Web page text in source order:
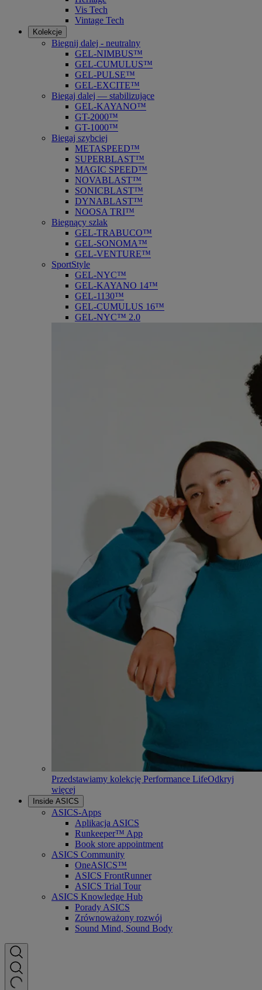
Vis Tech
Vintage Tech
Kolekcje
Biegnij dalej - neutralny
GEL-NIMBUS™
GEL-CUMULUS™
GEL-PULSE™
GEL-EXCITE™
Biegaj dalej — stabilizujące
GEL-KAYANO™
GT-2000™
GT-1000™
Biegaj szybciej
METASPEED™
SUPERBLAST™
MAGIC SPEED™
NOVABLAST™
SONICBLAST™
DYNABLAST™
NOOSA TRI™
Biegnący szlak
GEL-TRABUCO™
GEL-SONOMA™
GEL-VENTURE™
SportStyle
GEL-NYC™
GEL-KAYANO 14™
GEL-1130™
GEL-CUMULUS 16™
GEL-NYC™ 2.0
Przedstawiamy kolekcję Performance LifeOdkryj
więcej
Inside ASICS
ASICS-Apps
Aplikacja ASICS
Runkeeper™ App
Book store appointment
ASICS Community
OneASICS™
ASICS FrontRunner
ASICS Trial Tour
ASICS Knowledge Hub
Porady ASICS
Zrównoważony rozwój
Sound Mind, Sound Body